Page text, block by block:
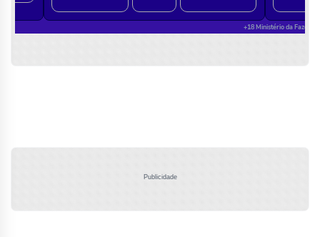
Publicidade